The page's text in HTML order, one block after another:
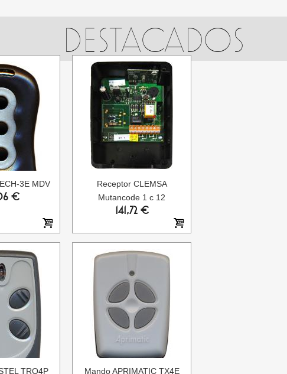
DESTACADOS
3E MDV
€
Receptor CLEMSA
Mutancode 1 c 12
141,72 €
TRQ4P Mando APRIMATIC TX4E